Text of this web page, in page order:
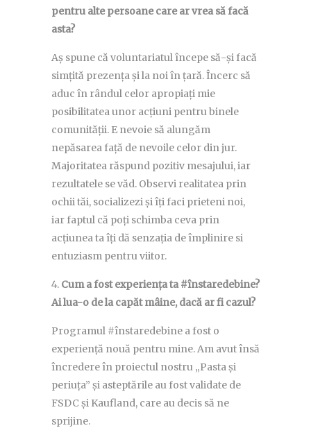
pentru alte persoane care ar vrea să facă
asta?
Aș spune că voluntariatul începe să-și facă
simțită prezența și la noi în țară. Încerc să
aduc în rândul celor apropiați mie
posibilitatea unor acțiuni pentru binele
comunității. E nevoie să alungăm
nepăsarea față de nevoile celor din jur.
Majoritatea răspund pozitiv mesajului, iar
rezultatele se văd. Observi realitatea prin
ochii tăi, socializezi și îți faci prieteni noi,
iar faptul că poți schimba ceva prin
acțiunea ta îți dă senzația de împlinire si
entuziasm pentru viitor.
Cum a fost experiența ta #înstaredebine?
Ai lua-o de la capăt mâine, dacă ar fi cazul?
Programul #înstaredebine a fost o
experiență nouă pentru mine. Am avut însă
încredere în proiectul nostru „Pasta și
periuța” și asteptările au fost validate de
FSDC și Kaufland, care au decis să ne
sprijine.